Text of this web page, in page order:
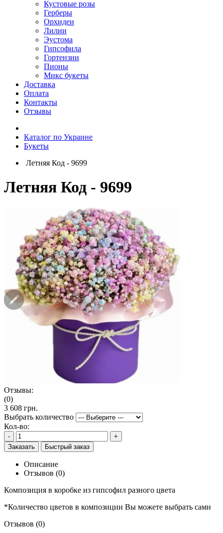
Кустовые розы
Герберы
Орхидеи
Лилии
Эустома
Гипсофила
Гортензии
Пионы
Микс букеты
Доставка
Оплата
Контакты
Отзывы
Каталог по Украине
Букеты
Летняя Код - 9699
Летняя Код - 9699
Отзывы:
(0)
3 608 грн.
Выбрать количество
Кол-во:
-
+
Заказать
Быстрый заказ
Описание
Отзывов (0)
Композиция в коробке из гипсофил разного цвета
*Количество цветов в композиции Вы можете выбрать сами
Отзывов (0)